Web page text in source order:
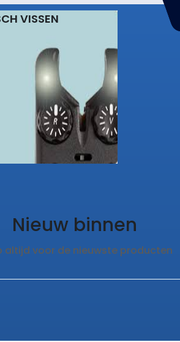
VISSEN
Nieuw binnen
altijd voor de nieuwste producten